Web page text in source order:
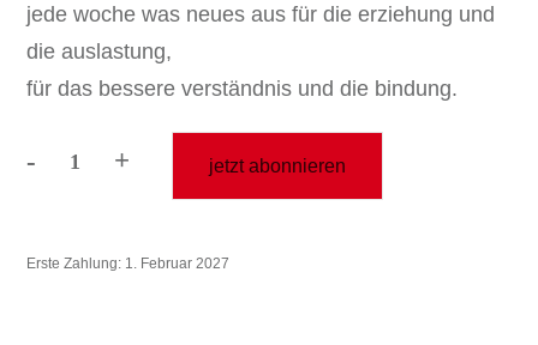
jede woche was neues aus für die erziehung und
die auslastung,
für das bessere verständnis und die bindung.
-dreamteams
beta
+ jetzt abonnieren
Erste Zahlung: 1. Februar 2027